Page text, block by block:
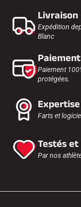
Expédition
Blanc
Paiement
protégées.
Farts et
Testés
Par nos